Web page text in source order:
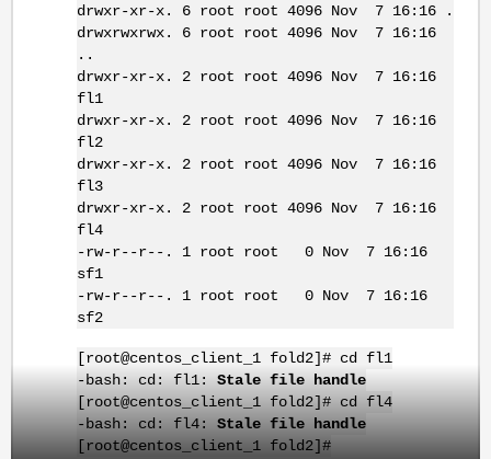
drwxr-xr-x. 6 root root 4096 Nov 7 16:16 .
drwxrwxrwx. 6 root root 4096 Nov 7 16:16
..
drwxr-xr-x. 2 root root 4096 Nov 7 16:16
fl1
drwxr-xr-x. 2 root root 4096 Nov 7 16:16
fl2
drwxr-xr-x. 2 root root 4096 Nov 7 16:16
fl3
drwxr-xr-x. 2 root root 4096 Nov 7 16:16
fl4
-rw-r--r--. 1 root root 0 Nov 7 16:16
sf1
-rw-r--r--. 1 root root 0 Nov 7 16:16
sf2
[root@centos_client_1 fold2]# cd fl1
-bash: cd: fl1: Stale file handle
[root@centos_client_1 fold2]# cd fl4
-bash: cd: fl4: Stale file handle
[root@centos_client_1 fold2]#